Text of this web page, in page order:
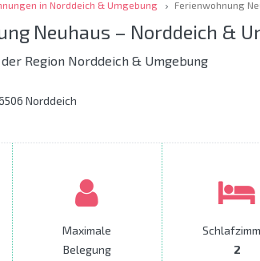
in Norddeich & Umgebung Ferienwohnung
Neuhaus – Norddeich &
Region Norddeich & Umgebung
Norddeich
Maximale
Belegung
2